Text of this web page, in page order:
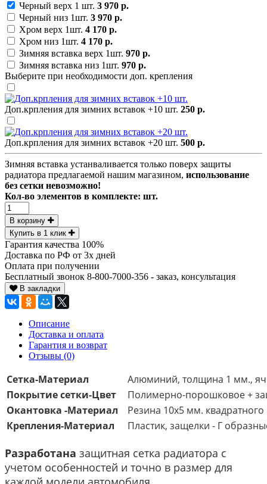
Черный верх 1 шт. 3 970 р.
Черный низ 1шт. 3 970 р.
Хром верх 1шт. 4 170 р.
Хром низ 1шт. 4 170 р.
Зимняя вставка верх 1шт. 970 р.
Зимняя вставка низ 1шт. 970 р.
Выберите при необходимости доп. крепления
Доп.крпления для зимних вставок +10 шт. 250 р.
Доп.крпления для зимних вставок +20 шт. 500 р.
Зимняя вставка устанваливается только поверх защиты
радиатора предлагаемой нашим магазином, использование
без сетки невозможно!
Кол-во элементов в комплекте: шт.
В корзину
Купить в 1 клик
Гарантия качества 100%
Доставка по РФ от 3х дней
Оплата при получении
Бесплатный звонок 8-800-7000-356 - заказ, консультация
В закладки
Описание
Доставка и оплата
Гарантия и возврат
Отзывы (0)
Сетка-Материал
Алюминий, толщина 1 мм.,
Покрытие сетки-Цвет
Полимерно-порошковое +
Окантовка -Материал
Резина 10х5 мм.
Крепления-Материал
Пластик, защелки - Г
Разработана защитная сетка радиатора с
учетом особенностей и точно в размер для